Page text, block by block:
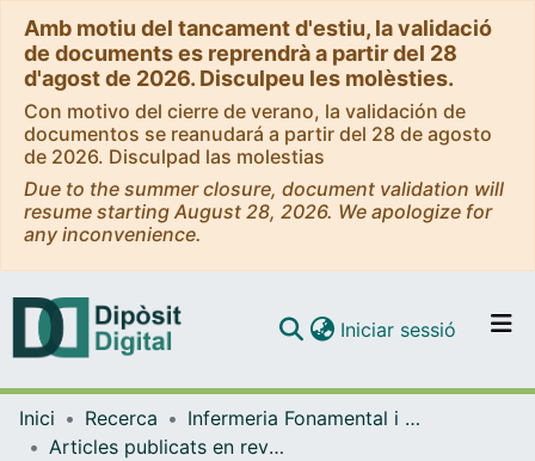
Amb motiu del tancament d'estiu, la validació
de documents es reprendrà a partir del 28
d'agost de 2026. Disculpeu les molèsties.
Con motivo del cierre de verano, la validación de
documentos se reanudará a partir del 28 de agosto
de 2026. Disculpad las molestias
Due to the summer closure, document validation will
resume starting August 28, 2026. We apologize for
any inconvenience.
Navega per tot el DD
Iniciar sessió (current)
Inici Recerca
Infermeria Fonamental i Clínica
Articles publicats en revistes (Infermeria Fonamental i Clínica)